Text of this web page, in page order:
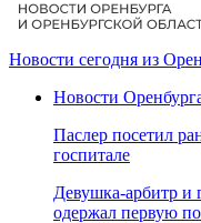
Новости сегодня из
Новости
Паслер посетил
госпитале
Девушка-арбитр и
одержал первую